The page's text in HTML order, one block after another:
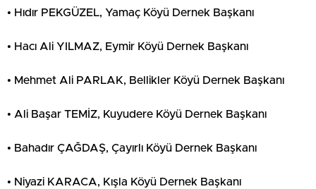
• Hıdır PEKGÜZEL, Yamaç Köyü Dernek Başkanı
• Hacı Ali YILMAZ, Eymir Köyü Dernek Başkanı
• Mehmet Ali PARLAK, Bellikler Köyü Dernek Başkanı
• Ali Başar TEMİZ, Kuyudere Köyü Dernek Başkanı
• Bahadır ÇAĞDAŞ, Çayırlı Köyü Dernek Başkanı
• Niyazi KARACA, Kışla Köyü Dernek Başkanı